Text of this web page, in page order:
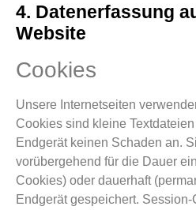
4. Datenerfassung
Website
Cookies
Unsere Internetseiten
Cookies sind kleine
Endgerät keinen Schaden an.
vorübergehend für die Dauer
Cookies) oder dauerhaft
Endgerät gespeichert.